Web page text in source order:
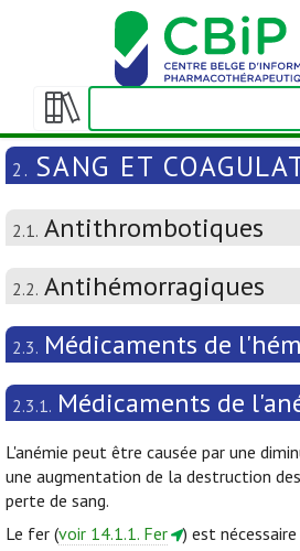
Afficher/masquer
la
table
matières
2. SANG ET
2.1. Antithrombotiques
2.2. Antihémorragiques
2.3. Médicaments de
2.3.1. Médicaments de
L'anémie peut être causée par une
une augmentation de la destruction
perte de sang.
Le fer (voir 14.1.1. Fer
) est